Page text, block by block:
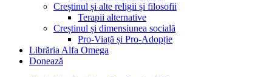
Creștinul și alte religii și filosofii
Terapii alternative
Creștinul și dimensiunea socială
Pro-Viață și Pro-Adopție
Librăria Alfa Omega
Donează